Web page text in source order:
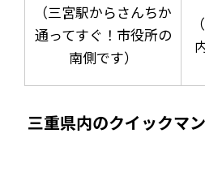
（三宮駅からさんちか
通ってすぐ！市役所の
南側です）
三重県内のクイックマ